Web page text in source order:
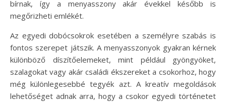
bírnak, így a menyasszony akár évekkel később is
megőrizheti emlékét.
Az egyedi dobócsokrok esetében a személyre szabás is
fontos szerepet játszik. A menyasszonyok gyakran kérnek
különböző díszítőelemeket, mint például gyöngyöket,
szalagokat vagy akár családi ékszereket a csokorhoz, hogy
még különlegesebbé tegyék azt. A kreatív megoldások
lehetőséget adnak arra, hogy a csokor egyedi történetet